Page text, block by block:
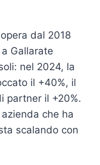
dal 2018
Gallarate
nel 2024, la
il +40%, il
partner il +20%.
che ha
scalando con